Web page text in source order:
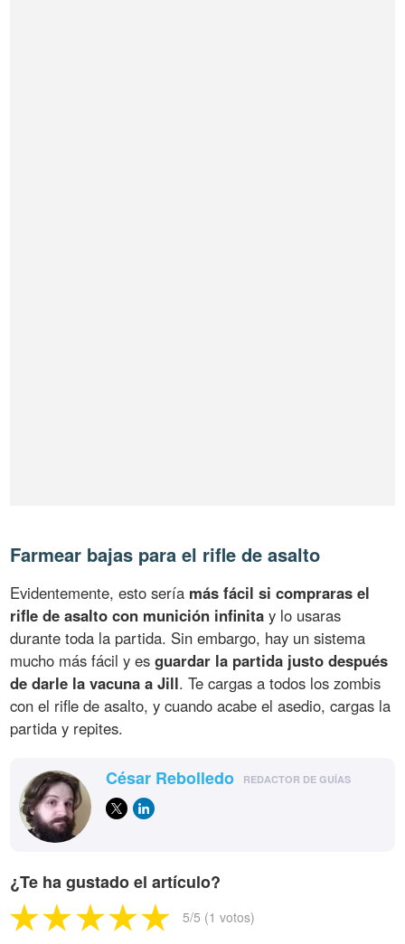
Farmear bajas para el rifle de asalto
Evidentemente, esto sería más fácil si compraras el
rifle de asalto con munición infinita y lo usaras
durante toda la partida. Sin embargo, hay un sistema
mucho más fácil y esguardar la partida justo después
de darle la vacuna a Jill. Te cargas a todos los zombis
con el rifle de asalto, y cuando acabe el asedio, cargas la
partida y repites.
César Rebolledo REDACTOR DE GUÍAS
¿Te ha gustado el artículo?
5/5 (1 votos)